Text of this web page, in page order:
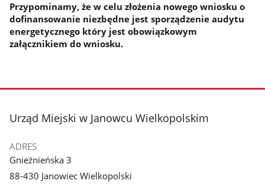
Przypominamy, że w celu złożenia nowego wniosku o
dofinansowanie niezbędne jest sporządzenie audytu
energetycznego który jest obowiązkowym
załącznikiem do wniosku.
stopka
Urząd Miejski w Janowcu Wielkopolskim
ADRES
Gnieźnieńska 3
88-430 Janowiec Wielkopolski